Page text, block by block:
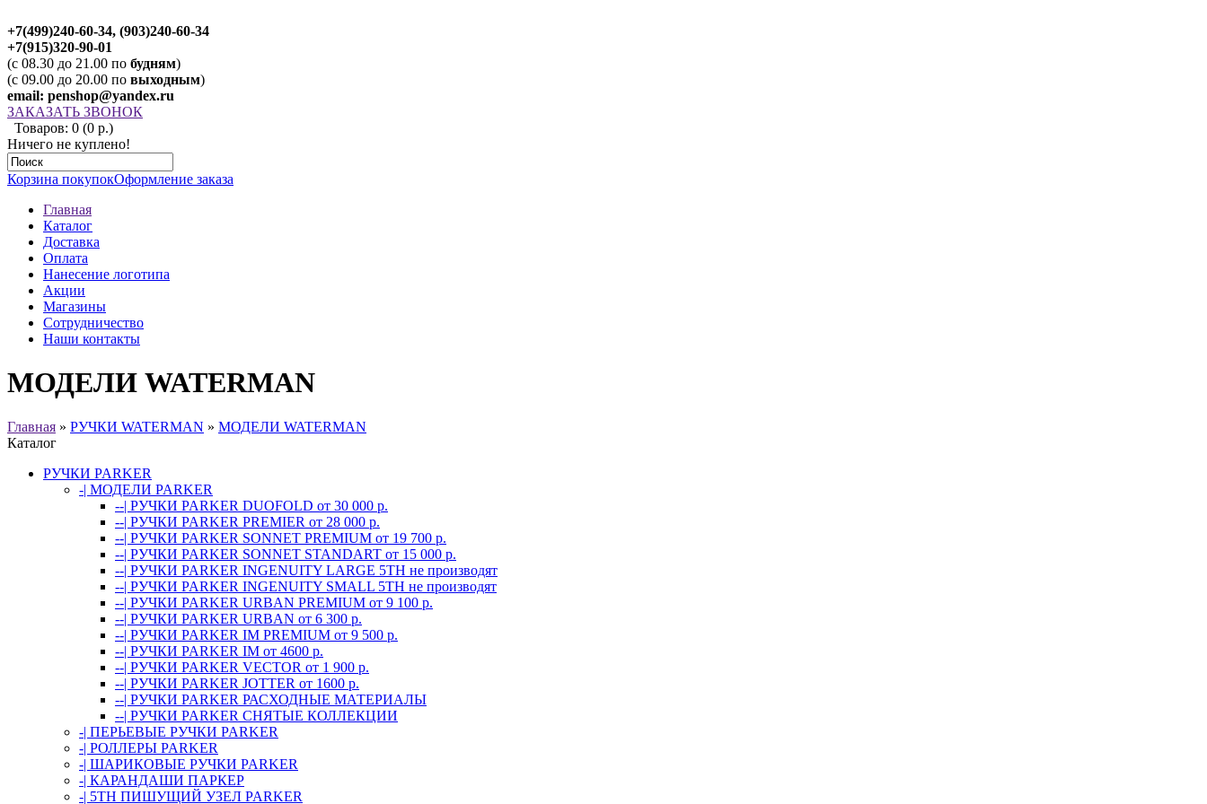
+7(499)240-60-34, (903)240-60-34
+7(915)320-90-01
(c 08.30 до 21.00 по будням)
(c 09.00 до 20.00 по выходным)
email: penshop@yandex.ru
ЗАКАЗАТЬ ЗВОНОК
Товаров: 0 (0 р.)
Ничего не куплено!
Корзина покупокОформление заказа
Главная
Каталог
Доставка
Оплата
Нанесение логотипа
Акции
Магазины
Сотрудничество
Наши контакты
МОДЕЛИ WATERMAN
Главная » РУЧКИ WATERMAN » МОДЕЛИ WATERMAN
Каталог
РУЧКИ PARKER
-| МОДЕЛИ PARKER
--| РУЧКИ PARKER DUOFOLD от 30 000 p.
--| РУЧКИ PARKER PREMIER от 28 000 p.
--| РУЧКИ PARKER SONNET PREMIUM от 19 700 p.
--| РУЧКИ PARKER SONNET STANDART от 15 000 p.
--| РУЧКИ PARKER INGENUITY LARGE 5TH не производят
--| РУЧКИ PARKER INGENUITY SMALL 5TH не производят
--| РУЧКИ PARKER URBAN PREMIUM от 9 100 p.
--| РУЧКИ PARKER URBAN от 6 300 p.
--| РУЧКИ PARKER IM PREMIUM от 9 500 p.
--| РУЧКИ PARKER IM от 4600 p.
--| РУЧКИ PARKER VECTOR от 1 900 р.
--| РУЧКИ PARKER JOTTER от 1600 p.
--| РУЧКИ PARKER РАСХОДНЫЕ МАТЕРИАЛЫ
--| РУЧКИ PARKER СНЯТЫЕ КОЛЛЕКЦИИ
-| ПЕРЬЕВЫЕ РУЧКИ PARKER
-| РОЛЛЕРЫ PARKER
-| ШАРИКОВЫЕ РУЧКИ PARKER
-| КАРАНДАШИ ПАРКЕР
-| 5TH ПИШУЩИЙ УЗЕЛ PARKER